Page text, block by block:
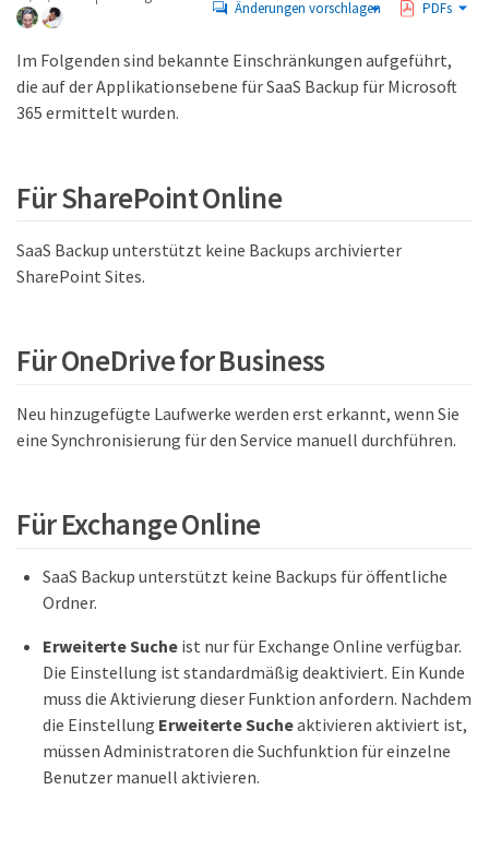
Änderungen vorschlagen PDFs
Im Folgenden sind bekannte Einschränkungen aufgeführt,
die auf der Applikationsebene für SaaS Backup für Microsoft
365 ermittelt wurden.
Für SharePoint Online
SaaS Backup unterstützt keine Backups archivierter
SharePoint Sites.
Für OneDrive for Business
Neu hinzugefügte Laufwerke werden erst erkannt, wenn Sie
eine Synchronisierung für den Service manuell durchführen.
Für Exchange Online
SaaS Backup unterstützt keine Backups für öffentliche
Ordner.
Erweiterte Sucheist nur für Exchange Online verfügbar.
Die Einstellung ist standardmäßig deaktiviert. Ein Kunde
muss die Aktivierung dieser Funktion anfordern. Nachdem
die Einstellung Erweiterte Sucheaktivieren aktiviert ist,
müssen Administratoren die Suchfunktion für einzelne
Benutzer manuell aktivieren.